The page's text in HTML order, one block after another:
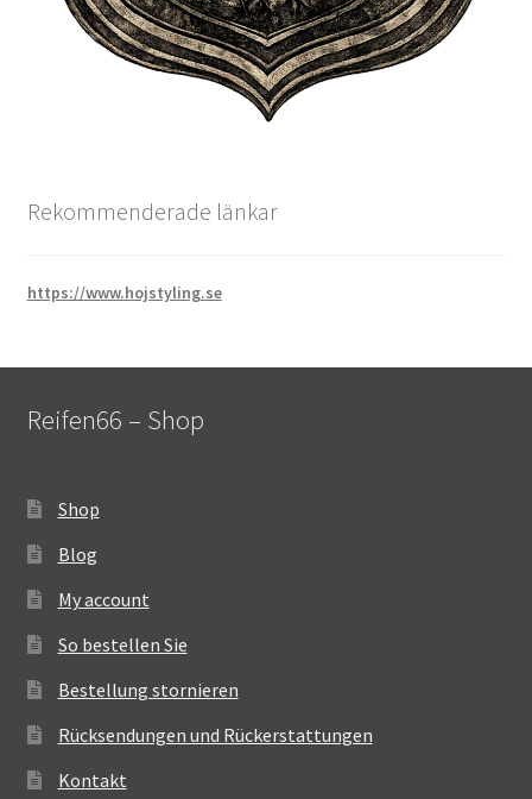
Rekommenderade länkar
https://www.hojstyling.se
Reifen66 – Shop
Shop
Blog
My account
So bestellen Sie
Bestellung stornieren
Rücksendungen und Rückerstattungen
Kontakt